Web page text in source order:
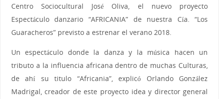
Centro Sociocultural José Oliva, el nuevo proyecto
Espectáculo danzario “AFRICANIA” de nuestra Cía. “Los
Guaracheros” previsto a estrenar el verano 2018.
Un espectáculo donde la danza y la música hacen un
tributo a la influencia africana dentro de muchas Culturas,
de ahí su titulo “Africania”, explicó Orlando González
Madrigal, creador de este proyecto idea y director general